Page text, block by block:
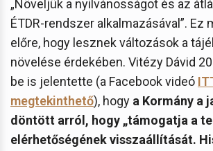
„Növeljük a nyilvánosságot és az
ÉTDR-rendszer alkalmazásával”. Ez
előre, hogy lesznek változások a
növelése érdekében. Vitézy Dávid
be is jelentette (a Facebook videó
megtekinthető), hogy a Kormány a
döntött arról, hogy „támogatja a
elérhetőségének visszaállítását.